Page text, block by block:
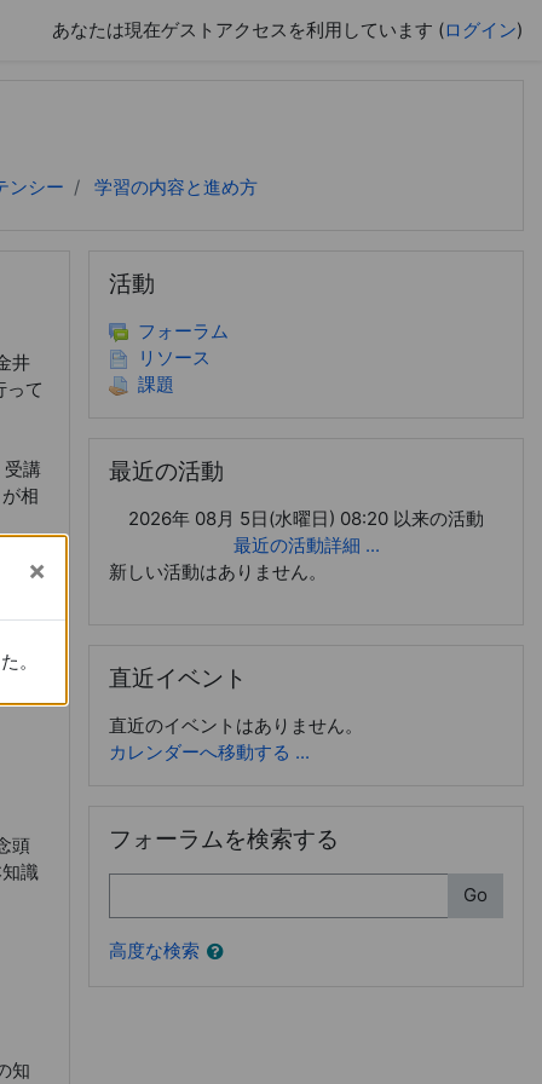
あなたは現在ゲストアクセスを利用しています (ログイン)
ンシー 学習の内容と進め方
井
って
受講
相
頭
識
知
活動
フォーラム
リソース
課題
最近の活動
2026年 08月 5日(水曜日) 08:20 以来の活動
最近の活動詳細 ...
新しい活動はありません。
直近イベント
直近のイベントはありません。
カレンダーへ移動する ...
フォーラムを検索する
検索
Go
高度な検索
。
。